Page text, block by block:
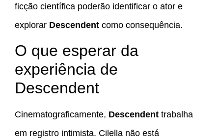
ficção científica poderão identificar o ator e
explorar Descendent como consequência.
O que esperar da
experiência de
Descendent
Cinematograficamente, Descendent trabalha
em registro intimista. Cilella não está